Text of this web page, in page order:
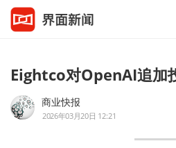
Eightco对OpenAI追加
商业快报
2026年03月20日 12:21